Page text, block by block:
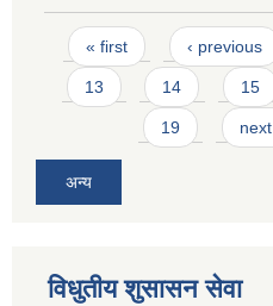
Pages
« first ‹ previous
13 14 15
19 next
अन्य
विधुतीय शुसासन सेवा